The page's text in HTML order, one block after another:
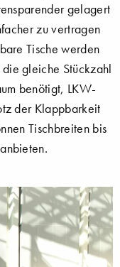
gelagert
zu vertragen
Tische werden
gleiche Stückzahl
benötigt, LKW-
der Klappbarkeit
Tischbreiten bis